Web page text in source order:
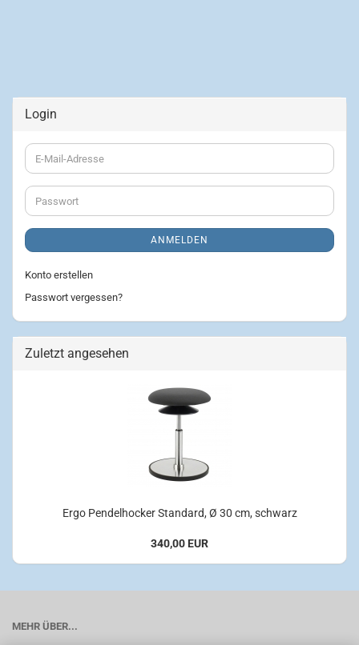
Login
E-
Mail-
Adresse
Passwort
ANMELDEN
Konto erstellen
Passwort vergessen?
Zuletzt angesehen
Ergo Pendelhocker Standard, Ø 30 cm, schwarz
340,00 EUR
MEHR ÜBER...